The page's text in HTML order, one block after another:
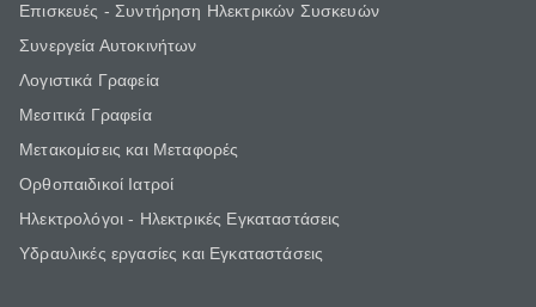
Επισκευές - Συντήρηση Ηλεκτρικών Συσκευών
Συνεργεία Αυτοκινήτων
Λογιστικά Γραφεία
Μεσιτικά Γραφεία
Μετακομίσεις και Μεταφορές
Ορθοπαιδικοί Ιατροί
Ηλεκτρολόγοι - Ηλεκτρικές Εγκαταστάσεις
Υδραυλικές εργασίες και Εγκαταστάσεις